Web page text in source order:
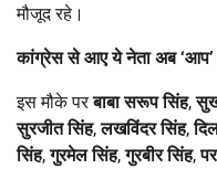
मौजूद रहे।
कांग्रेस से आए ये नेता अब‘आप’
इस मौके परबाबा सरूप सिंह,
सुरजीत सिंह,लखविंदर सिंह,
सिंह,गुरमेल सिंह,गुरबीर सिंह,